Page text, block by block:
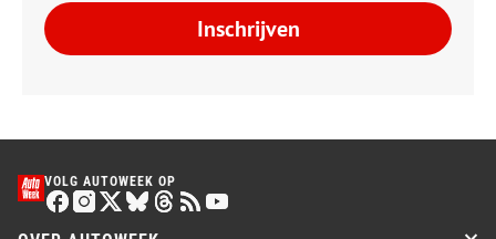
Inschrijven
VOLG AUTOWEEK OP